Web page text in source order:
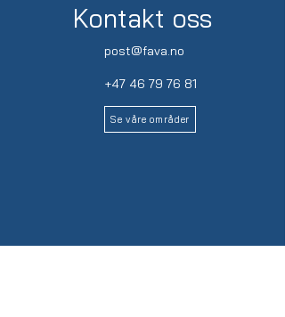
Kontakt oss
post@fava.no
+47 46 79 76 81
Se våre områder